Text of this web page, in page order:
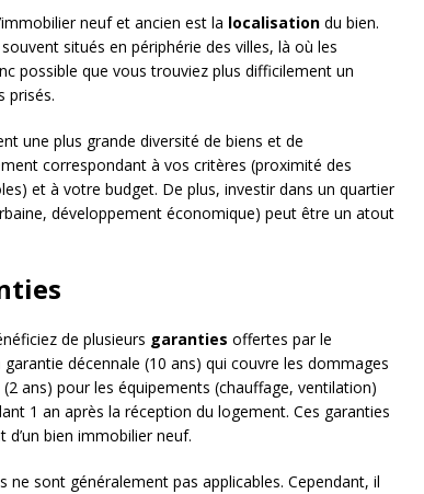
neuf et ancien est la localisation du bien.
situés en périphérie des villes, là où les
possible que vous trouviez plus difficilement un
prisés.
une plus grande diversité de biens et de
correspondant à vos critères (proximité des
et à votre budget. De plus, investir dans un quartier
développement économique) peut être un atout
de plusieurs garanties offertes par le
décennale (10 ans) qui couvre les dommages
ans) pour les équipements (chauffage, ventilation)
1 an après la réception du logement. Ces garanties
bien immobilier neuf.
ne sont généralement pas applicables. Cependant, il